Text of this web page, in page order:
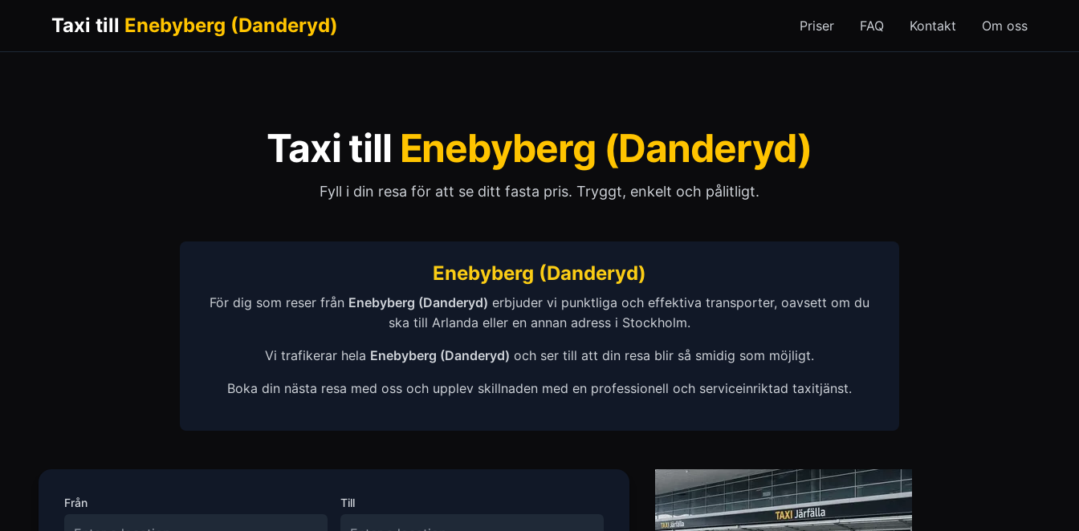
Taxi till Enebyberg (Danderyd) Priser FAQ Kontakt Om oss
Taxi till Enebyberg (Danderyd)
Fyll i din resa för att se ditt fasta pris. Tryggt, enkelt och pålitligt.
Enebyberg (Danderyd)
För dig som reser från Enebyberg (Danderyd) erbjuder vi punktliga och effektiva transporter, oavsett om du
ska till Arlanda eller en annan adress i Stockholm.
Vi trafikerar hela Enebyberg (Danderyd) och ser till att din resa blir så smidig som möjligt.
Boka din nästa resa med oss och upplev skillnaden med en professionell och serviceinriktad taxitjänst.
Från Till